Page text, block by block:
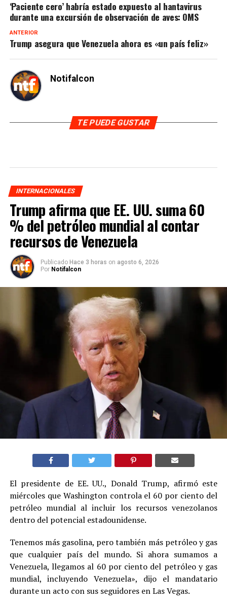
‘Paciente cero’ habría estado expuesto al hantavirus
durante una excursión de observación de aves: OMS
ANTERIOR
Trump asegura que Venezuela ahora es «un país feliz»
Notifalcon
TE PUEDE GUSTAR
INTERNACIONALES
Trump afirma que EE. UU. suma 60
% del petróleo mundial al contar
recursos de Venezuela
Publicado Hace 3 horas on agosto 6, 2026
Por Notifalcon
El presidente de EE. UU., Donald Trump, afirmó este
miércoles que Washington controla el 60 por ciento del
petróleo mundial al incluir los recursos venezolanos
dentro del potencial estadounidense.
Tenemos más gasolina, pero también más petróleo y gas
que cualquier país del mundo. Si ahora sumamos a
Venezuela, llegamos al 60 por ciento del petróleo y gas
mundial, incluyendo Venezuela», dijo el mandatario
durante un acto con sus seguidores en Las Vegas.